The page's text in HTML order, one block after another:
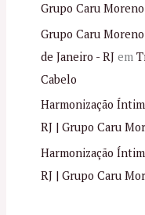
Grupo Caru Moreno
Grupo Caru
de Janeiro - RJem
Cabelo
Harmonização
RJ | Grupo Caru
Harmonização
RJ | Grupo Caru